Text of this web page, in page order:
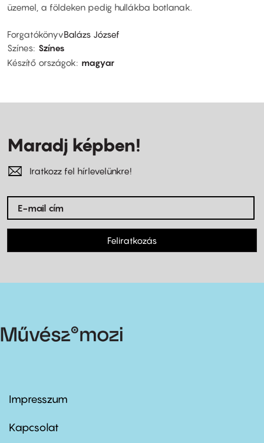
üzemel, a földeken pedig hullákba botlanak.
ForgatókönyvBalázs József
Színes Színes
Készítő országok
magyar
Maradj képben!
Iratkozz fel hírlevelünkre!
Feliratkozás
Footer
first
Impresszum
Kapcsolat